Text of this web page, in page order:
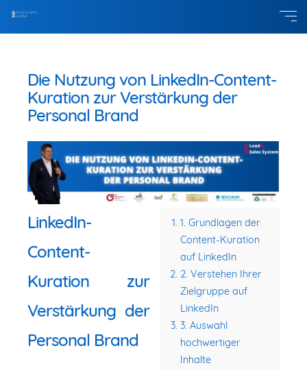
Die Nutzung von LinkedIn-Content-
Kuration zur Verstärkung der
Personal Brand
1. Grundlagen der
Content-Kuration
auf LinkedIn
2. Verstehen Ihrer
Zielgruppe auf
LinkedIn
3. Auswahl
hochwertiger
Inhalte
LinkedIn-
Content-
Kuration zur
Verstärkung der
Personal Brand